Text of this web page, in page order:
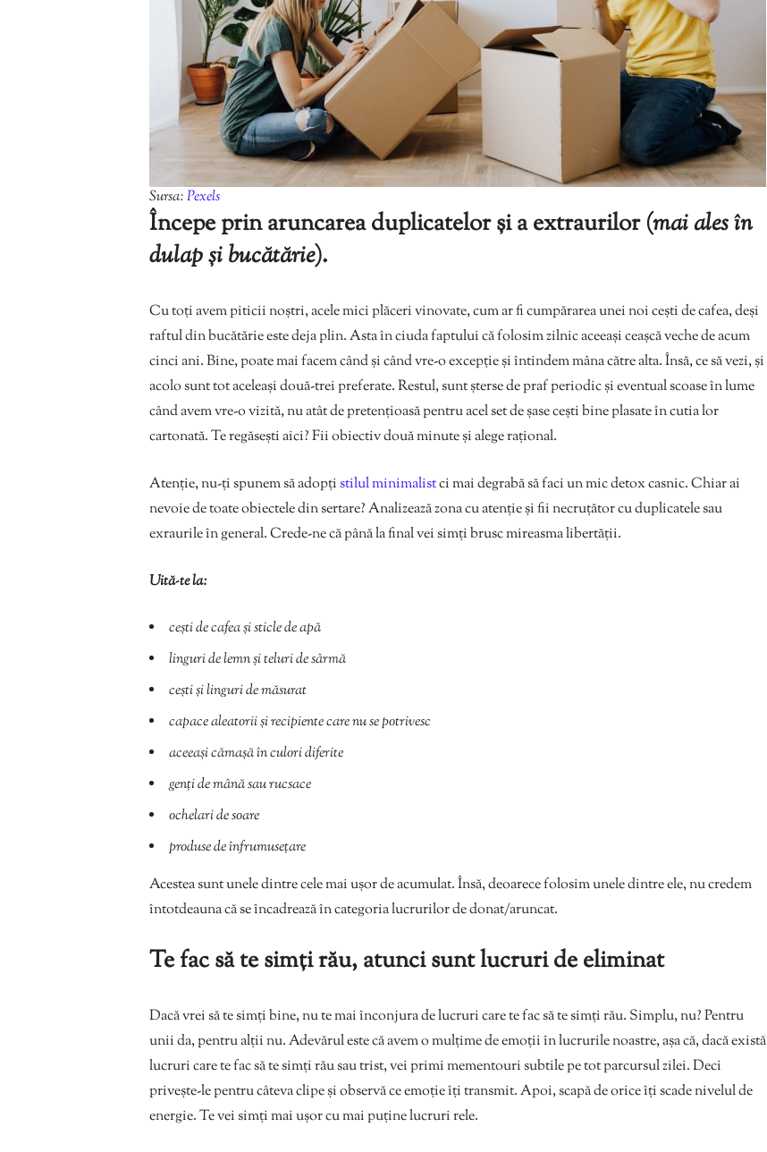
Sursa:Pexels
Începe prin aruncarea duplicatelor și a extraurilor (mai ales în
dulap și bucătărie).
Cu toți avem piticii noștri, acele mici plăceri vinovate, cum ar fi cumpărarea unei noi cești de cafea, deși
raftul din bucătărie este deja plin. Asta în ciuda faptului că folosim zilnic aceeași ceașcă veche de acum
cinci ani. Bine, poate mai facem când și când vre-o excepție și întindem mâna către alta. Însă, ce să vezi, și
acolo sunt tot aceleași două-trei preferate. Restul, sunt șterse de praf periodic și eventual scoase în lume
când avem vre-o vizită, nu atât de pretențioasă pentru acel set de șase cești bine plasate în cutia lor
cartonată. Te regăsești aici? Fii obiectiv două minute și alege rațional.
Atenție, nu-ți spunem să adopțistilul minimalistci mai degrabă să faci un mic detox casnic. Chiar ai
nevoie de toate obiectele din sertare? Analizează zona cu atenție și fii necruțător cu duplicatele sau
exraurile în general. Crede-ne că până la final vei simți brusc mireasma libertății.
Uită-te la:
cești de cafea și sticle de apă
linguri de lemn și teluri de sârmă
cești și linguri de măsurat
capace aleatorii și recipiente care nu se potrivesc
aceeași cămașă în culori diferite
genți de mână sau rucsace
ochelari de soare
produse de înfrumusețare
Acestea sunt unele dintre cele mai ușor de acumulat. Însă, deoarece folosim unele dintre ele, nu credem
întotdeauna că se încadrează în categoria lucrurilor de donat/aruncat.
Te fac să te simți rău, atunci sunt lucruri de eliminat
Dacă vrei să te simți bine, nu te mai înconjura de lucruri care te fac să te simți rău. Simplu, nu? Pentru
unii da, pentru alții nu. Adevărul este că avem o mulțime de emoții în lucrurile noastre, așa că, dacă există
lucruri care te fac să te simți rău sau trist, vei primi mementouri subtile pe tot parcursul zilei. Deci
privește-le pentru câteva clipe și observă ce emoție îți transmit. Apoi, scapă de orice îți scade nivelul de
energie. Te vei simți mai ușor cu mai puține lucruri rele.